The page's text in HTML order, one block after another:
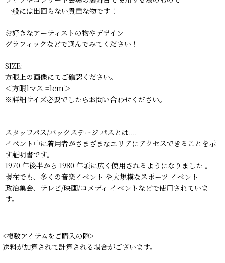
一般には出回らない貴重な物です！
お好きなアーティストの物やデザイン
グラフィックなどで選んでみてください！
SIZE:
方眼上の画像にてご確認ください。
＜方眼1マス =1cm＞
※詳細サイズ必要でしたらお問い合わせください。
スタッフパス/バックステージ パスとは....
イベント中に着用者がさまざまなエリアにアクセスできることを示
す証明書です。
1970 年後半から 1980 年頃に広く使用されるようになりました 。
現在でも、多くの音楽イベント や大規模なスポーツ イベント
政治集会、テレビ/映画/コメディ イベントなどで使用されていま
す。
<複数アイテムをご購入の際>
送料が加算されて計算される場合がございます。